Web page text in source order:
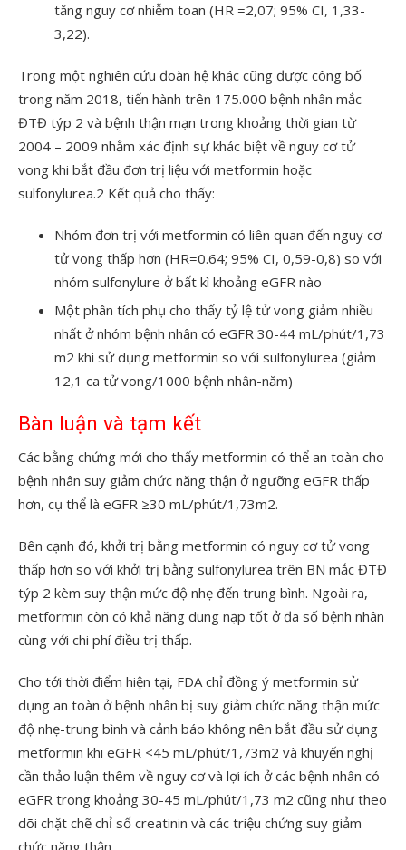
tăng nguy cơ nhiễm toan (HR =2,07; 95% CI, 1,33-
3,22).
Trong một nghiên cứu đoàn hệ khác cũng được công bố
trong năm 2018, tiến hành trên 175.000 bệnh nhân mắc
ĐTĐ týp 2 và bệnh thận mạn trong khoảng thời gian từ
2004 – 2009 nhằm xác định sự khác biệt về nguy cơ tử
vong khi bắt đầu đơn trị liệu với metformin hoặc
sulfonylurea.2 Kết quả cho thấy:
Nhóm đơn trị với metformin có liên quan đến nguy cơ
tử vong thấp hơn (HR=0.64; 95% CI, 0,59-0,8) so với
nhóm sulfonylure ở bất kì khoảng eGFR nào
Một phân tích phụ cho thấy tỷ lệ tử vong giảm nhiều
nhất ở nhóm bệnh nhân có eGFR 30-44 mL/phút/1,73
m2 khi sử dụng metformin so với sulfonylurea (giảm
12,1 ca tử vong/1000 bệnh nhân-năm)
Bàn luận và tạm kết
Các bằng chứng mới cho thấy metformin có thể an toàn cho
bệnh nhân suy giảm chức năng thận ở ngưỡng eGFR thấp
hơn, cụ thể là eGFR ≥30 mL/phút/1,73m2.
Bên cạnh đó, khởi trị bằng metformin có nguy cơ tử vong
thấp hơn so với khởi trị bằng sulfonylurea trên BN mắc ĐTĐ
týp 2 kèm suy thận mức độ nhẹ đến trung bình. Ngoài ra,
metformin còn có khả năng dung nạp tốt ở đa số bệnh nhân
cùng với chi phí điều trị thấp.
Cho tới thời điểm hiện tại, FDA chỉ đồng ý metformin sử
dụng an toàn ở bệnh nhân bị suy giảm chức năng thận mức
độ nhẹ-trung bình và cảnh báo không nên bắt đầu sử dụng
metformin khi eGFR <45 mL/phút/1,73m2 và khuyến nghị
cần thảo luận thêm về nguy cơ và lợi ích ở các bệnh nhân có
eGFR trong khoảng 30-45 mL/phút/1,73 m2 cũng như theo
dõi chặt chẽ chỉ số creatinin và các triệu chứng suy giảm
chức năng thận.